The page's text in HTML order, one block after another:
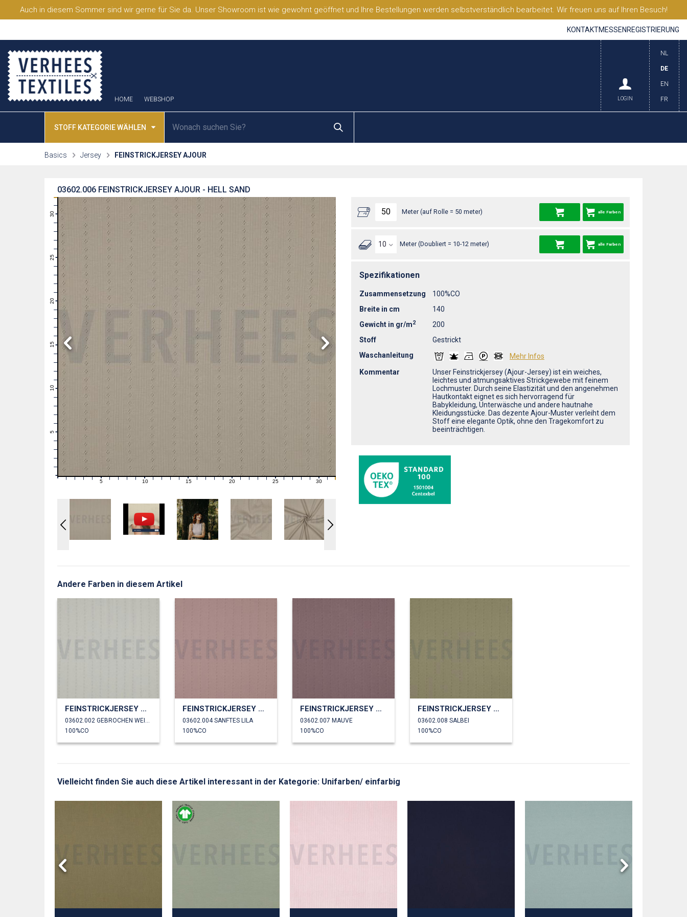
Auch in diesem Sommer sind wir gerne für Sie da. Unser Showroom ist wie gewohnt geöffnet und Ihre Bestellungen werden selbstverständlich bearbeitet. Wir freuen uns auf Ihren Besuch!
KONTAKTMESSEN REGISTRIERUNG
HOME WEBSHOP
NL
DE
EN
FR
LOGIN
STOFF KATEGORIE WÄHLEN
Basics Jersey FEINSTRICKJERSEY AJOUR
FEINSTRICKJERSEY AJOUR - HELL SAND
03602.006
10
11
12
13
14
15
16
17
18
19
20
21
22
23
24
25
26
27
28
29
30
1 2 3 4 6 7 8 9 11 12 13 14 16 17 18 19 21 22 23 24 26 27 28 29 31
Meter (auf Rolle = 50 meter) alle Farben
Meter (Doubliert = 10-12 meter) alle Farben
Spezifikationen
Zusammensetzung
100%CO
Breite in cm
140
Gewicht in gr/m2
200
Stoff
Gestrickt
Waschanleitung
Mehr Infos
Kommentar
Unser Feinstrickjersey (Ajour-Jersey) ist ein weiches,
leichtes und atmungsaktives Strickgewebe mit feinem
Lochmuster. Durch seine Elastizität und den angenehmen
Hautkontakt eignet es sich hervorragend für
Babykleidung, Unterwäsche und andere hautnahe
Kleidungsstücke. Das dezente Ajour-Muster verleiht dem
Stoff eine elegante Optik, ohne den Tragekomfort zu
beeinträchtigen.
Andere Farben in diesem Artikel
FEINSTRICKJERSEY AJOUR
100%CO
FEINSTRICKJERSEY AJOUR
03602.004 SANFTES LILA
100%CO
FEINSTRICKJERSEY AJOUR
03602.007 MAUVE
100%CO
FEINSTRICKJERSEY AJOUR
03602.008 SALBEI
100%CO
Vielleicht finden Sie auch diese Artikel interessant in der Kategorie: Unifarben/ einfarbig